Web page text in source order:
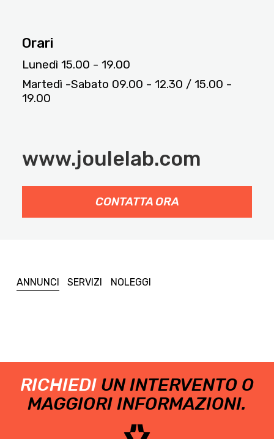
Orari
Lunedì 15.00 - 19.00
Martedì -Sabato 09.00 - 12.30 / 15.00 -
19.00
www.joulelab.com
CONTATTA ORA
ANNUNCI SERVIZI NOLEGGI
RICHIEDIUN INTERVENTO O
MAGGIORI INFORMAZIONI.